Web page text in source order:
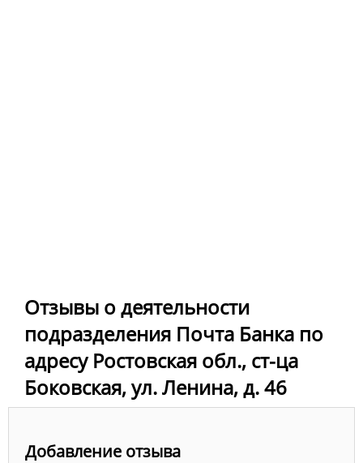
Отзывы о деятельности
подразделения Почта Банка по
адресу Ростовская обл., ст-ца
Боковская, ул. Ленина, д. 46
Добавление отзыва